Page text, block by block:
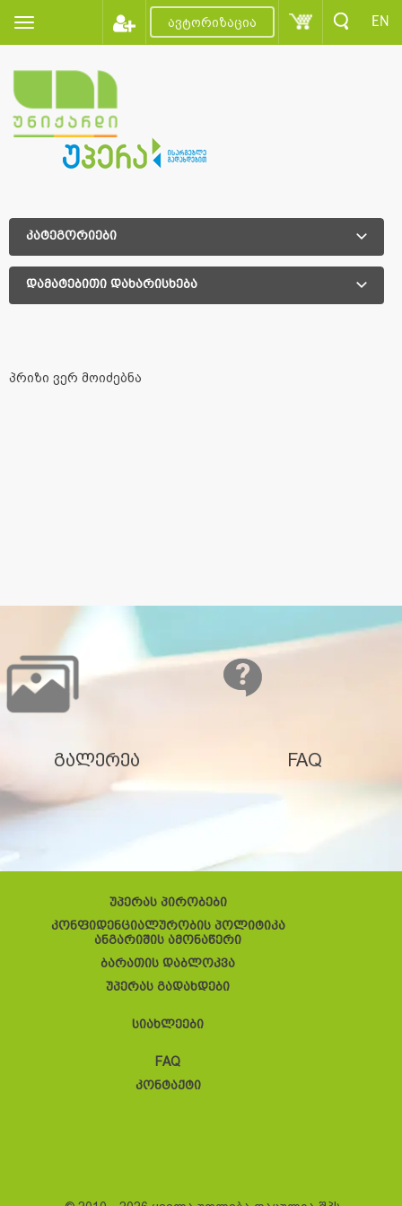
ავტორიზაცია EN
კატეგორიები
დამატებითი დახარისხება
პრიზი ვერ მოიძებნა
გალერეა FAQ
უპერას პირობები
კონფიდენციალურობის პოლიტიკა
ანგარიშის ამონაწერი
ბარათის დაბლოკვა
უპერას გადახდები
სიახლეები
FAQ
კონტაქტი